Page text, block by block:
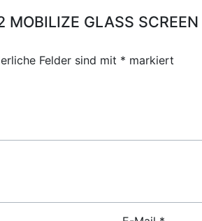
GLASS SCREEN
Felder sind mit * markiert